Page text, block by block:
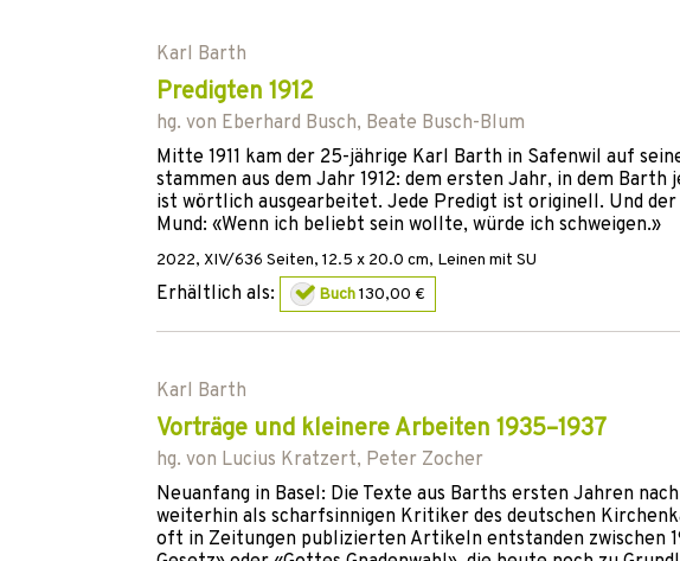
Karl Barth
Predigten 1912
hg. von Eberhard Busch, Beate Busch-Blum
Mitte 1911 kam der 25-jährige Karl Barth in Safenwil auf
stammen aus dem Jahr 1912: dem ersten Jahr, in dem
ist wörtlich ausgearbeitet. Jede Predigt ist originell. Und
Mund: «Wenn ich beliebt sein wollte, würde ich schweigen.»
2022, XIV/636 Seiten, 12.5 x 20.0 cm, Leinen mit SU
Erhältlich als: Buch130,00 €
Karl Barth
Vorträge und kleinere Arbeiten 1935–1937
hg. von Lucius Kratzert, Peter Zocher
Neuanfang in Basel: Die Texte aus Barths ersten Jahren
weiterhin als scharfsinnigen Kritiker des deutschen
oft in Zeitungen publizierten Artikeln entstanden zwischen